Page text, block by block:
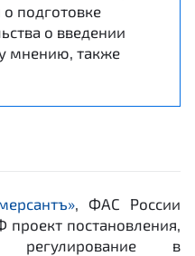
подготовке
о введении
мнению, также
, ФАС России
проект постановления,
регулирование в